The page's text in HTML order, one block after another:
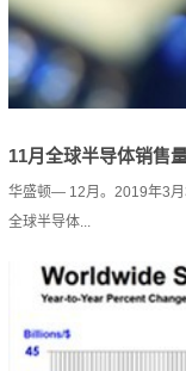
11月全球半导体销售
华盛顿— 12月。2019年3月
全球半导体...